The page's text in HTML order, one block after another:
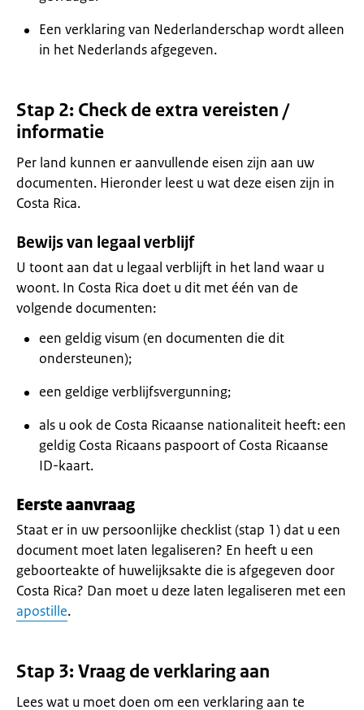
Een verklaring van Nederlanderschap wordt alleen
in het Nederlands afgegeven.
Stap 2: Check de extra vereisten /
informatie
Per land kunnen er aanvullende eisen zijn aan uw
documenten. Hieronder leest u wat deze eisen zijn in
Costa Rica.
Bewijs van legaal verblijf
U toont aan dat u legaal verblijft in het land waar u
woont. In Costa Rica doet u dit met één van de
volgende documenten:
een geldig visum (en documenten die dit
ondersteunen);
een geldige verblijfsvergunning;
als u ook de Costa Ricaanse nationaliteit heeft: een
geldig Costa Ricaans paspoort of Costa Ricaanse
ID-kaart.
Eerste aanvraag
Staat er in uw persoonlijke checklist (stap 1) dat u een
document moet laten legaliseren? En heeft u een
geboorteakte of huwelijksakte die is afgegeven door
Costa Rica? Dan moet u deze laten legaliseren met een
apostille.
Stap 3: Vraag de verklaring aan
Lees wat u moet doen om een verklaring aan te